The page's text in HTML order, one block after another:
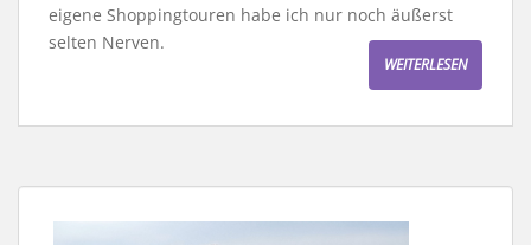
eigene Shoppingtouren habe ich nur noch äußerst
selten Nerven.
WEITERLESEN